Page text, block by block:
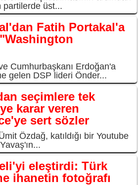
partilerde üst...
Fatih Portakal'a
Cumhurbaşkanı Erdoğan'a
gelen DSP lideri Önder...
seçimlere tek
karar veren
sert sözler
Özdağ, katıldığı bir Youtube
eleştirdi: Türk
ihanetin fotoğrafı